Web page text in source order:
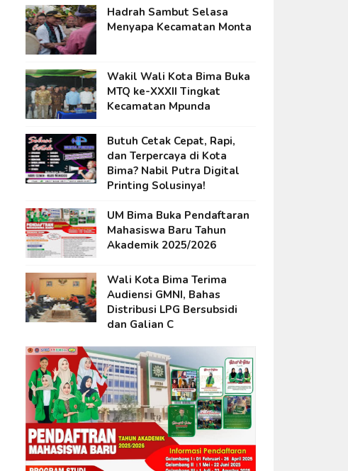
Hadrah Sambut Selasa
Menyapa Kecamatan Monta
Wakil Wali Kota Bima Buka
MTQ ke-XXXII Tingkat
Kecamatan Mpunda
Butuh Cetak Cepat, Rapi,
dan Terpercaya di Kota
Bima? Nabil Putra Digital
Printing Solusinya!
UM Bima Buka Pendaftaran
Mahasiswa Baru Tahun
Akademik 2025/2026
Wali Kota Bima Terima
Audiensi GMNI, Bahas
Distribusi LPG Bersubsidi
dan Galian C